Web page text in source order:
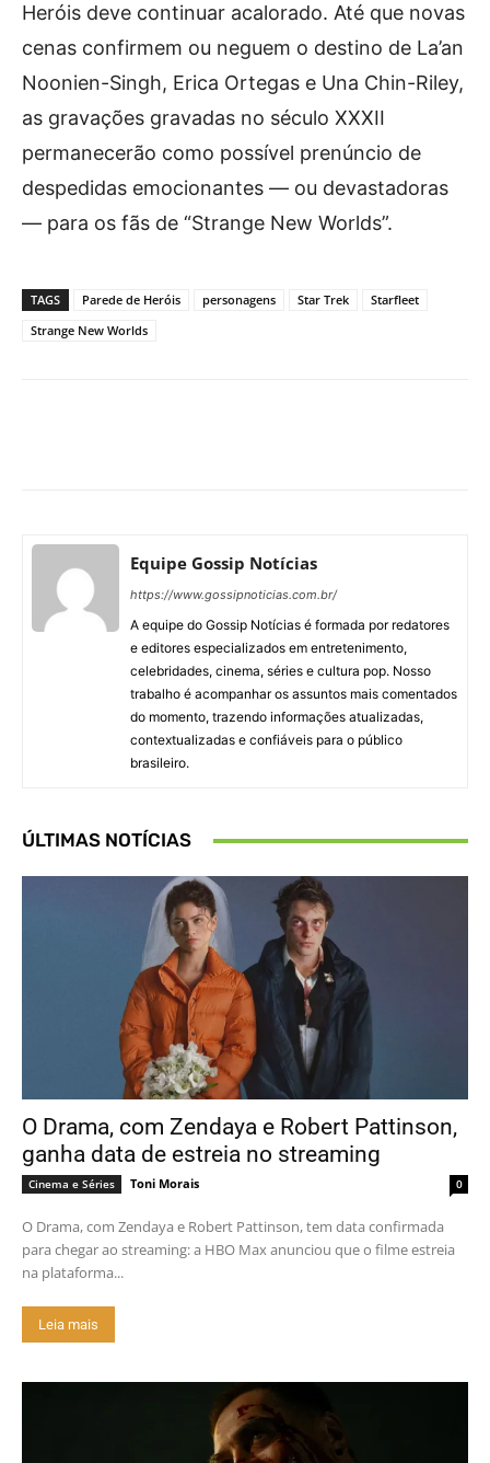
Heróis deve continuar acalorado. Até que novas
cenas confirmem ou neguem o destino de La’an
Noonien-Singh, Erica Ortegas e Una Chin-Riley,
as gravações gravadas no século XXXII
permanecerão como possível prenúncio de
despedidas emocionantes — ou devastadoras
— para os fãs de “Strange New Worlds”.
TAGS Parede de Heróis personagens Star Trek
Starfleet
Strange New Worlds
Equipe Gossip Notícias
https://www.gossipnoticias.com.br/
A equipe do Gossip Notícias é formada por redatores
e editores especializados em entretenimento,
celebridades, cinema, séries e cultura pop. Nosso
trabalho é acompanhar os assuntos mais comentados
do momento, trazendo informações atualizadas,
contextualizadas e confiáveis para o público
brasileiro.
ÚLTIMAS NOTÍCIAS
O Drama, com Zendaya e Robert Pattinson,
ganha data de estreia no streaming
Cinema e Séries Toni Morais 0
O Drama, com Zendaya e Robert Pattinson, tem data confirmada
para chegar ao streaming: a HBO Max anunciou que o filme estreia
na plataforma...
Leia mais